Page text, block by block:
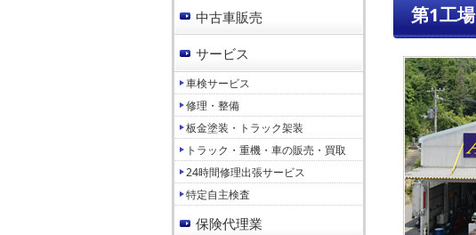
中古車販売
サービス
車検サービス
修理・整備
板金塗装・トラック架装
トラック・重機・車の販売・買取
24時間修理出張サービス
特定自主検査
保険代理業
第1工場